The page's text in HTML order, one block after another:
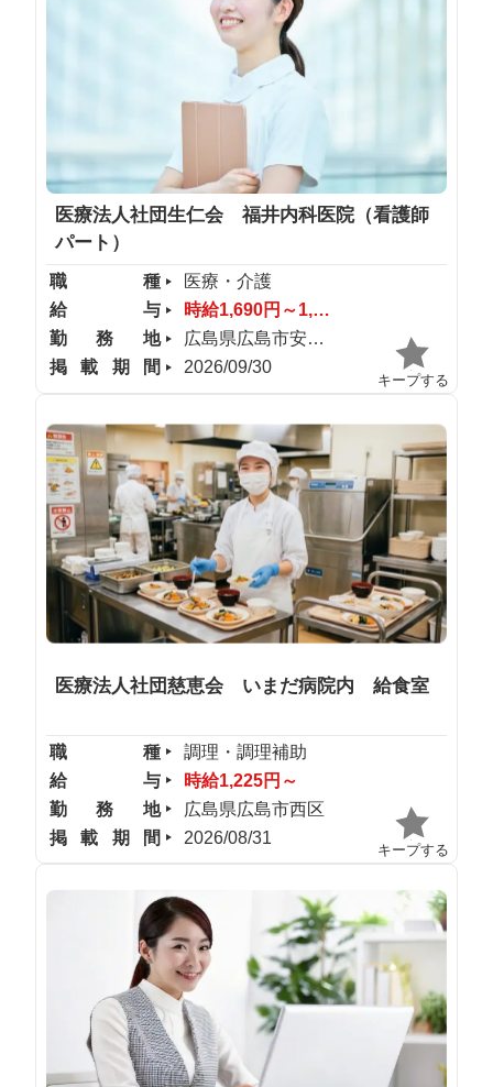
医療法人社団生仁会 福井内科医院（看護師
パート）
職種
医療・介護
給与
時給1,690円～1,690円
勤務地
広島県広島市安佐南区
掲載期間
2026/09/30
キープする
医療法人社団慈恵会 いまだ病院内 給食室
職種
調理・調理補助
給与
時給1,225円～
勤務地
広島県広島市西区
掲載期間
2026/08/31
キープする